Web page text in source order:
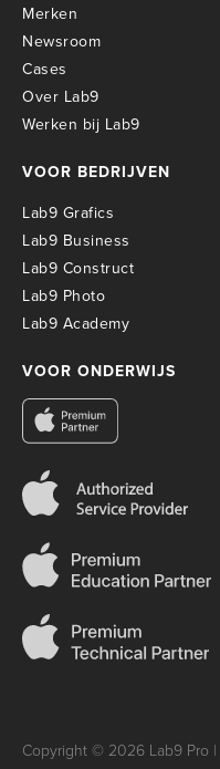
Merken
Newsroom
Cases
Over Lab9
Werken bij Lab9
VOOR BEDRIJVEN
Lab9 Grafics
Lab9 Business
Lab9 Construct
Lab9 Photo
Lab9 Academy
VOOR ONDERWIJS
Copyright © 2026 Lab9 Pro |